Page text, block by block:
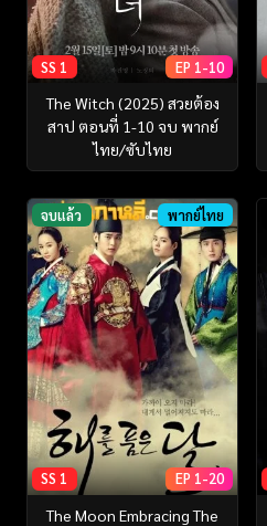
SS 1 EP 1-10
The Witch (2025) สวยต้อง
สาป ตอนที่ 1-10 จบ พากย์
ไทย/ซับไทย
จบแล้ว พากย์ไทย
SS 1 EP 1-20
The Moon Embracing The